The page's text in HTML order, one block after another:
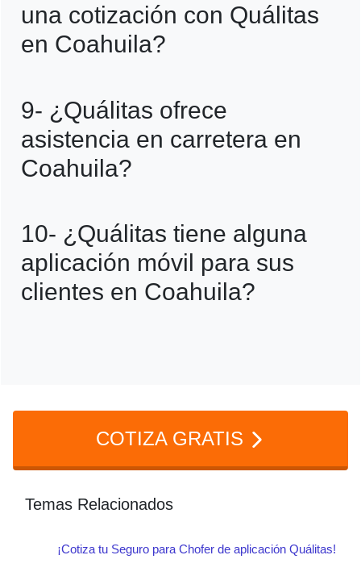
en tiendas de conveniencia afiliadas.
una cotización con Quálitas
en Coahuila?
a través de su página oficial o visitando
una de sus oficinas.
9- ¿Quálitas ofrece
asistencia en carretera en
Coahuila?
grúa, cambio de llanta, suministro de
gasolina y cerrajería.
10- ¿Quálitas tiene alguna
aplicación móvil para sus
clientes en Coahuila?
COTIZA GRATIS
Temas Relacionados
¡Cotiza tu Seguro para Chofer de aplicación Quálitas!